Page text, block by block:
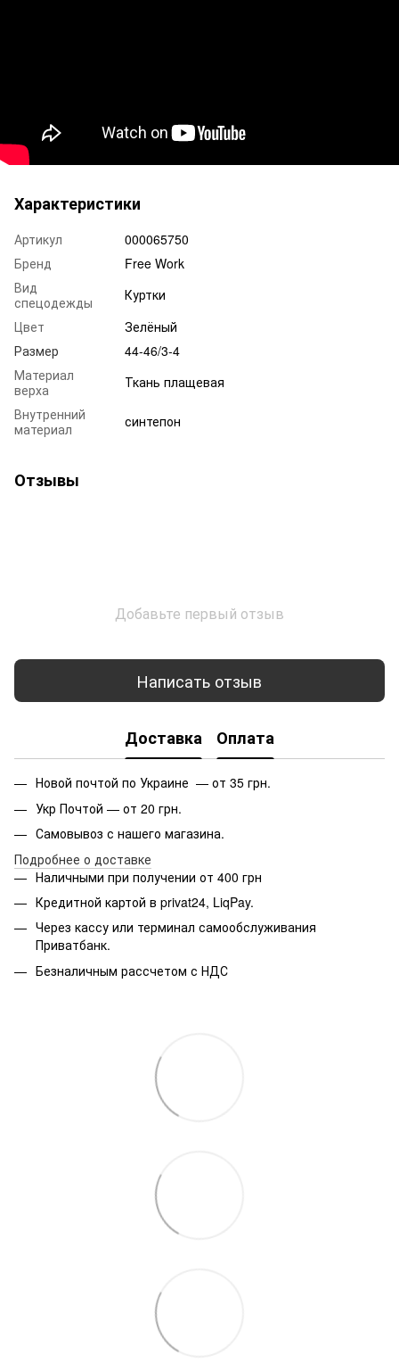
Характеристики
Артикул
000065750
Бренд
Free Work
Вид
спецодежды
Куртки
Цвет
Зелёный
Размер
44-46/3-4
Материал
верха
Ткань плащевая
Внутренний
материал
синтепон
Отзывы
Добавьте первый отзыв
Написать отзыв
Доставка Оплата
Новой почтой по Украине — от 35 грн.
Укр Почтой — от 20 грн.
Самовывоз с нашего магазина.
Подробнее о доставке
Наличными при получении от 400 грн
Кредитной картой в privat24, LiqPay.
Через кассу или терминал самообслуживания
Приватбанк.
Безналичным рассчетом с НДС